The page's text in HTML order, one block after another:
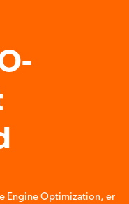
Engine Optimization, er